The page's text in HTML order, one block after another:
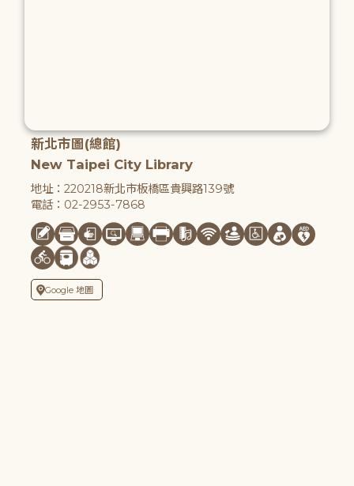
新北市圖(總館)
New Taipei City Library
地址：220218新北市板橋區貴興路139號
電話：02-2953-7868
Google 地圖